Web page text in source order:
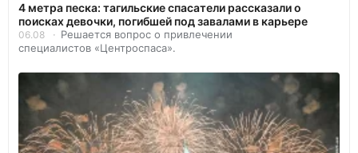
4 метра песка: тагильские спасатели рассказали о
поисках девочки, погибшей под завалами в карьере
06.08
Решается вопрос о привлечении
специалистов «Центроспаса».